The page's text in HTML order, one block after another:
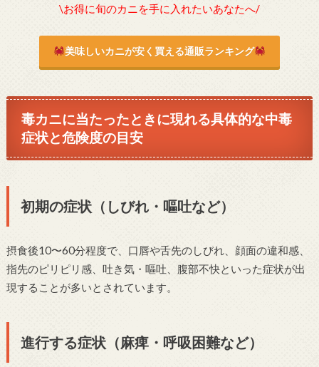
\お得に旬のカニを手に入れたいあなたへ/
美味しいカニが安く買える通販ランキング
毒カニに当たったときに現れる具体的な中毒
症状と危険度の目安
初期の症状（しびれ・嘔吐など）
摂食後10〜60分程度で、口唇や舌先のしびれ、顔面の違和感、
指先のピリピリ感、吐き気・嘔吐、腹部不快といった症状が出
現することが多いとされています。
進行する症状（麻痺・呼吸困難など）